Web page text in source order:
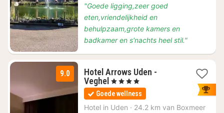
"Goede ligging,zeer goed
eten,vriendelijkheid en
behulpzaam,grote kamers en
badkamer en s'nachts heel stil."
9.0
Hotel Arrows Uden -
Veghel 2
nachten
vanaf
€
, 4 Sterren
Goede wellness
Hotel in Uden · 24.2 km van Boxmeer